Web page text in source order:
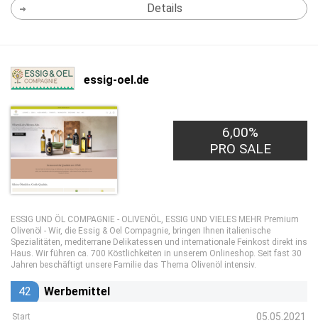
Details
essig-oel.de
6,00%
PRO SALE
ESSIG UND ÖL COMPAGNIE - OLIVENÖL, ESSIG UND VIELES MEHR Premium
Olivenöl - Wir, die Essig & Oel Compagnie, bringen Ihnen italienische
Spezialitäten, mediterrane Delikatessen und internationale Feinkost direkt ins
Haus. Wir führen ca. 700 Köstlichkeiten in unserem Onlineshop. Seit fast 30
Jahren beschäftigt unsere Familie das Thema Olivenöl intensiv.
42 Werbemittel
Start 05.05.2021